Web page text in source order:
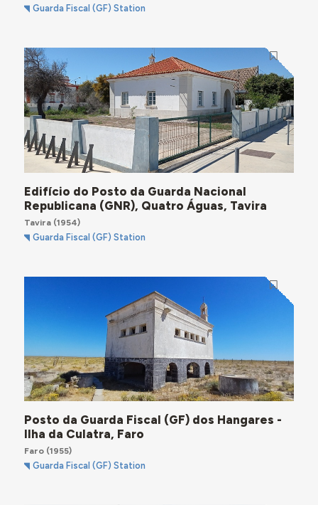
Guarda Fiscal (GF) Station
Edifício do Posto da Guarda Nacional
Republicana (GNR), Quatro Águas, Tavira
Tavira(1954)
Guarda Fiscal (GF) Station
Posto da Guarda Fiscal (GF) dos Hangares -
Ilha da Culatra, Faro
Faro(1955)
Guarda Fiscal (GF) Station